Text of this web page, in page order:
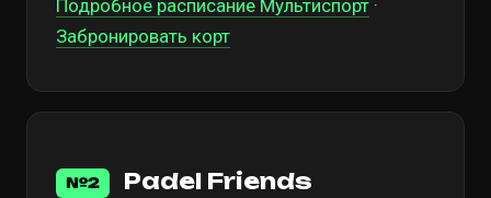
Подробное расписание Мультиспорт ·
Забронировать корт
№2 Padel Friends